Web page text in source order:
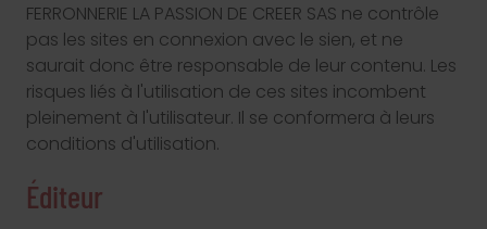
FERRONNERIE LA PASSION DE CREER SAS ne contrôle
pas les sites en connexion avec le sien, et ne
saurait donc être responsable de leur contenu. Les
risques liés à l'utilisation de ces sites incombent
pleinement à l'utilisateur. Il se conformera à leurs
conditions d'utilisation.
Éditeur